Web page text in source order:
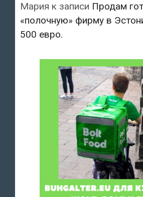
Мария к записи Продам
«полочную» фирму в
500 евро.